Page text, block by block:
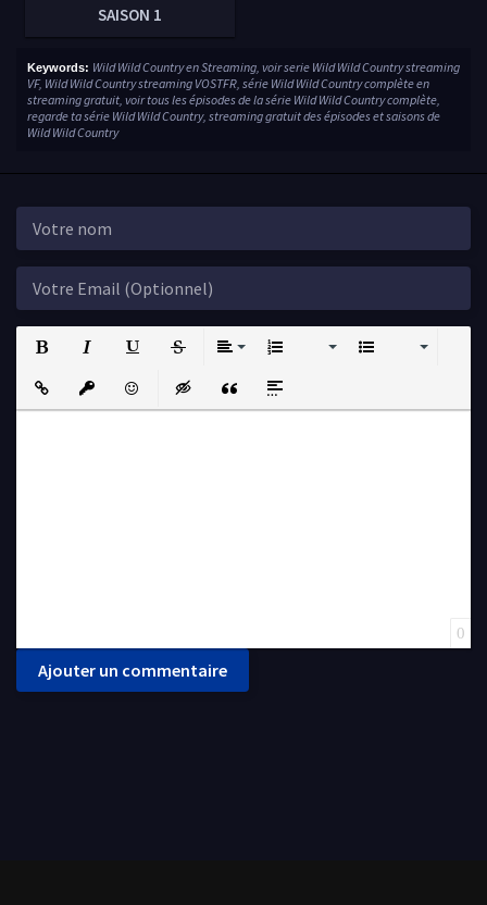
SAISON 1
Keywords: Wild Wild Country en Streaming, voir serie Wild Wild Country streaming
VF, Wild Wild Country streaming VOSTFR, série Wild Wild Country complète en
streaming gratuit, voir tous les épisodes de la série Wild Wild Country complète,
regarde ta série Wild Wild Country, streaming gratuit des épisodes et saisons de
Wild Wild Country
Insert LinkInsert protected link
EmoticonsInsert hidden text
Insert QuoteInsert spoiler
0
Ajouter un commentaire